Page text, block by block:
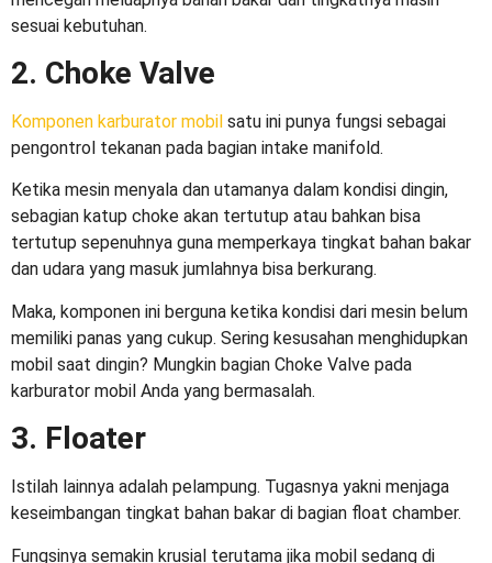
sesuai kebutuhan.
2. Choke Valve
Komponen karburator mobil satu ini punya fungsi sebagai
pengontrol tekanan pada bagian intake manifold.
Ketika mesin menyala dan utamanya dalam kondisi dingin,
sebagian katup choke akan tertutup atau bahkan bisa
tertutup sepenuhnya guna memperkaya tingkat bahan bakar
dan udara yang masuk jumlahnya bisa berkurang.
Maka, komponen ini berguna ketika kondisi dari mesin belum
memiliki panas yang cukup. Sering kesusahan menghidupkan
mobil saat dingin? Mungkin bagian Choke Valve pada
karburator mobil Anda yang bermasalah.
3. Floater
Istilah lainnya adalah pelampung. Tugasnya yakni menjaga
keseimbangan tingkat bahan bakar di bagian float chamber.
Fungsinya semakin krusial terutama jika mobil sedang di